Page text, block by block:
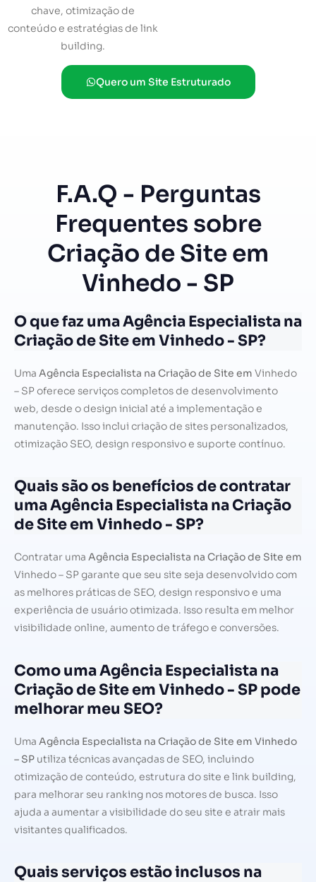
chave, otimização de
conteúdo e estratégias de link
building.
Quero um Site Estruturado
F.A.Q - Perguntas
Frequentes sobre
Criação de Site em
Vinhedo - SP
O que faz uma Agência Especialista na
Criação de Site em Vinhedo - SP?
Uma Agência Especialista na Criação de Site em Vinhedo
– SP oferece serviços completos de desenvolvimento
web, desde o design inicial até a implementação e
manutenção. Isso inclui criação de sites personalizados,
otimização SEO, design responsivo e suporte contínuo.
Quais são os benefícios de contratar
uma Agência Especialista na Criação
de Site em Vinhedo - SP?
Contratar uma Agência Especialista na Criação de Site em
Vinhedo – SP garante que seu site seja desenvolvido com
as melhores práticas de SEO, design responsivo e uma
experiência de usuário otimizada. Isso resulta em melhor
visibilidade online, aumento de tráfego e conversões.
Como uma Agência Especialista na
Criação de Site em Vinhedo - SP pode
melhorar meu SEO?
Uma Agência Especialista na Criação de Site em Vinhedo
– SP utiliza técnicas avançadas de SEO, incluindo
otimização de conteúdo, estrutura do site e link building,
para melhorar seu ranking nos motores de busca. Isso
ajuda a aumentar a visibilidade do seu site e atrair mais
visitantes qualificados.
Quais serviços estão inclusos na